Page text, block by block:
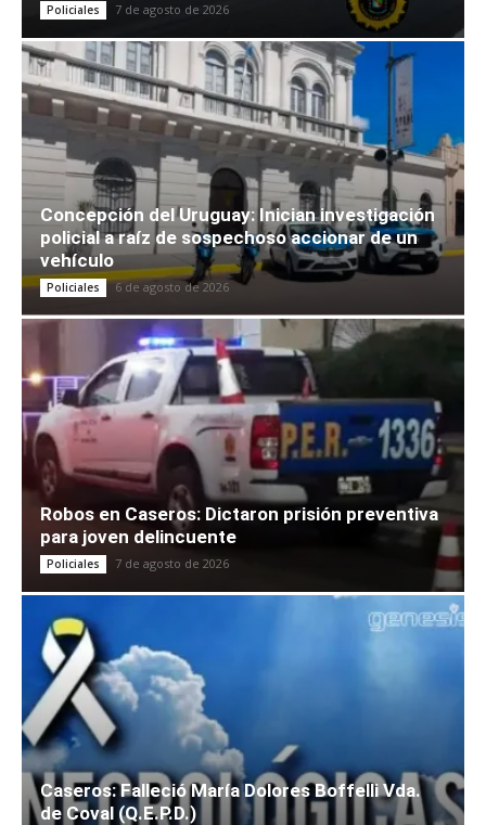
Policiales 7 de agosto de 2026
Concepción del Uruguay: Inician investigación
policial a raíz de sospechoso accionar de un
vehículo
Policiales 6 de agosto de 2026
Robos en Caseros: Dictaron prisión preventiva
para joven delincuente
Policiales 7 de agosto de 2026
Caseros: Falleció María Dolores Boffelli Vda.
de Coval (Q.E.P.D.)